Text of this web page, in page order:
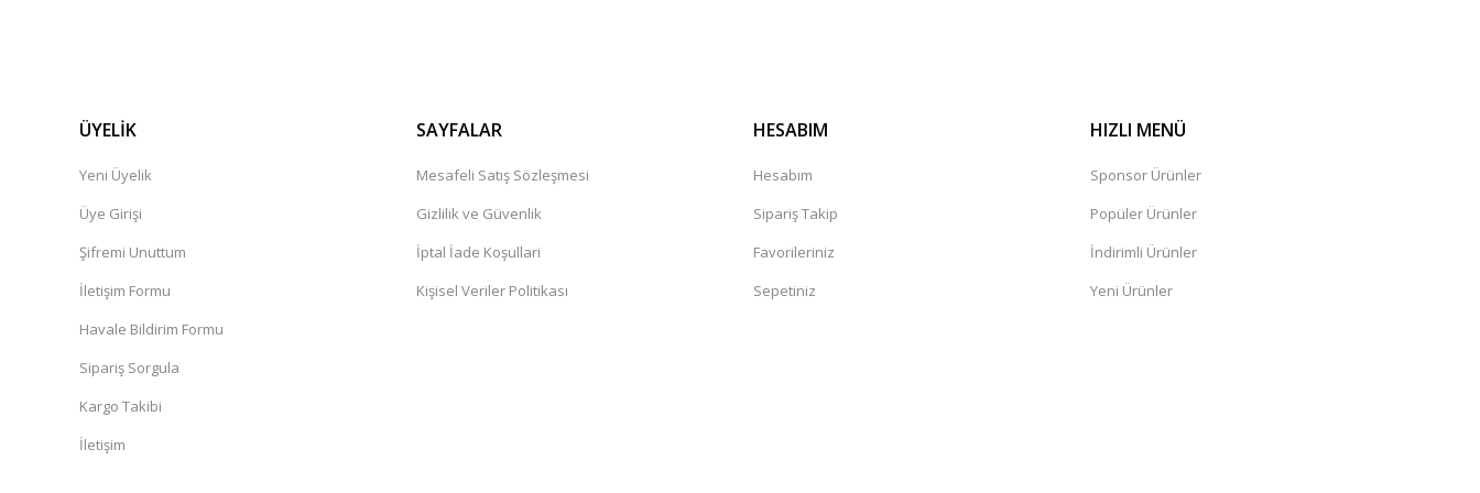
ÜYELİK
Yeni Üyelik
Üye Girişi
Şifremi Unuttum
İletişim Formu
Havale Bildirim Formu
Sipariş Sorgula
Kargo Takibi
İletişim
SAYFALAR
Mesafeli Satış Sözleşmesi
Gizlilik ve Güvenlik
İptal İade Koşullari
Kişisel Veriler Politikası
HESABIM
Hesabım
Sipariş Takip
Favorileriniz
Sepetiniz
HIZLI MENÜ
Sponsor Ürünler
Popüler Ürünler
İndirimli Ürünler
Yeni Ürünler